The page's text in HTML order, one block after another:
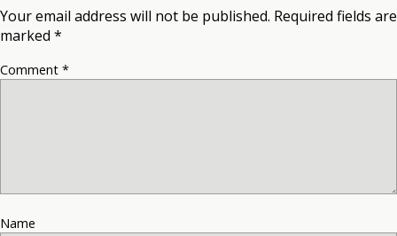
Your email address will not be published. Required fields are
marked *
Comment *
Name